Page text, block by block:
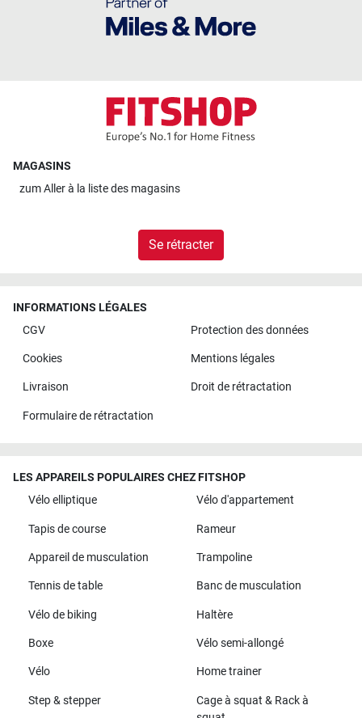
MAGASINS
zumAller à la liste des magasins
Se rétracter
INFORMATIONS LÉGALES
CGV
Protection des données
Cookies Mentions légales
Livraison Droit de rétractation
Formulaire de rétractation
LES APPAREILS POPULAIRES CHEZ FITSHOP
Vélo elliptique
Vélo d'appartement
Tapis de course Rameur
Appareil de musculation Trampoline
Tennis de table Banc de musculation
Vélo de biking Haltère
Boxe Vélo semi-allongé
Vélo Home trainer
Step & stepper
Cage à squat & Rack à